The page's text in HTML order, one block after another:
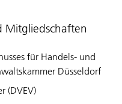
Mitgliedschaften
für Handels- und
Düsseldorf
(DVEV)